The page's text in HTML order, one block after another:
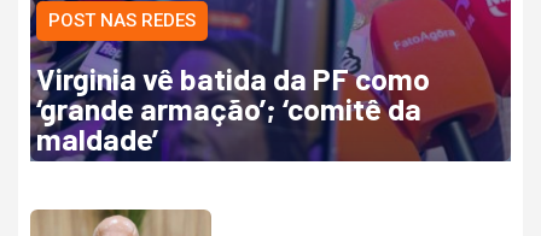
POST NAS REDES
Virginia vê batida da PF como
‘grande armação’; ‘comitê da
maldade’